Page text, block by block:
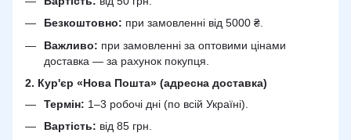
Безкоштовно: при замовленні від 5000 ₴.
Важливо: при замовленні за оптовими цінами
доставка — за рахунок покупця.
2. Кур'єр «Нова Пошта» (адресна доставка)
Термін: 1–3 робочі дні (по всій Україні).
Вартість: від 85 грн.